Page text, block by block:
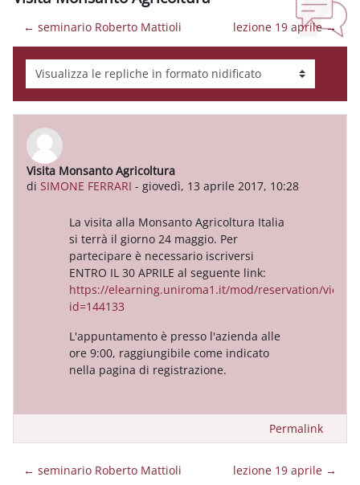
← seminario Roberto Mattioli lezione 19 aprile →
Modalità visualizzazione
Visita Monsanto Agricoltura
di SIMONE FERRARI - giovedì, 13 aprile 2017, 10:28
Numero di risposte: 0
La visita alla Monsanto Agricoltura Italia
si terrà il giorno 24 maggio. Per
partecipare è necessario iscriversi
ENTRO IL 30 APRILE al seguente link:
https://elearning.uniroma1.it/mod/reservation/
id=144133
L'appuntamento è presso l'azienda alle
ore 9:00, raggiungibile come indicato
nella pagina di registrazione.
Permalink
← seminario Roberto Mattioli lezione 19 aprile →